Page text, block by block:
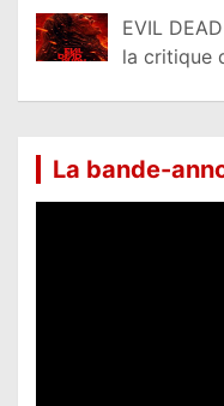
EVIL
la critique
La bande-